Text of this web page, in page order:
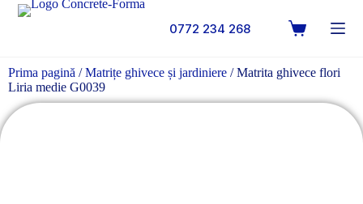
0772 234 268
Prima pagină /Matrițe ghivece și jardiniere / Matrita ghivece flori
Liria medie G0039